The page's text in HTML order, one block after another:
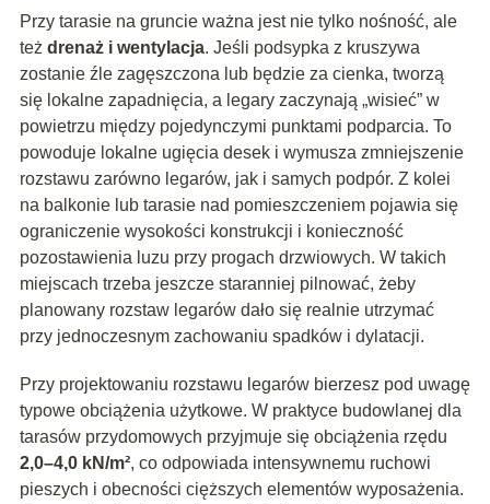
Przy tarasie na gruncie ważna jest nie tylko nośność, ale
też drenaż i wentylacja. Jeśli podsypka z kruszywa
zostanie źle zagęszczona lub będzie za cienka, tworzą
się lokalne zapadnięcia, a legary zaczynają „wisieć” w
powietrzu między pojedynczymi punktami podparcia. To
powoduje lokalne ugięcia desek i wymusza zmniejszenie
rozstawu zarówno legarów, jak i samych podpór. Z kolei
na balkonie lub tarasie nad pomieszczeniem pojawia się
ograniczenie wysokości konstrukcji i konieczność
pozostawienia luzu przy progach drzwiowych. W takich
miejscach trzeba jeszcze staranniej pilnować, żeby
planowany rozstaw legarów dało się realnie utrzymać
przy jednoczesnym zachowaniu spadków i dylatacji.
Przy projektowaniu rozstawu legarów bierzesz pod uwagę
typowe obciążenia użytkowe. W praktyce budowlanej dla
tarasów przydomowych przyjmuje się obciążenia rzędu
2,0–4,0 kN/m², co odpowiada intensywnemu ruchowi
pieszych i obecności cięższych elementów wyposażenia.